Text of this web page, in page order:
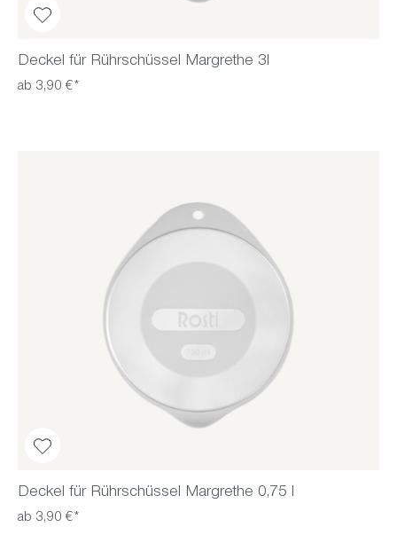
Deckel für Rührschüssel Margrethe 3l
ab 3,90 €*
Deckel für Rührschüssel Margrethe 0,75 l
ab 3,90 €*